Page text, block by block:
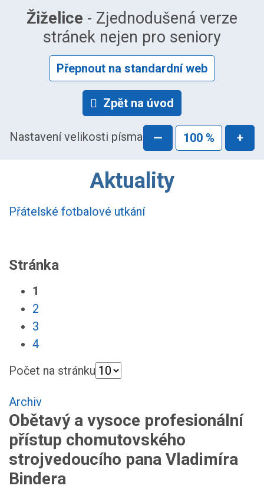
Žiželice - Zjednodušená verze
stránek nejen pro seniory
Přepnout na standardní web
Zpět na úvod
Nastavení velikosti písma — 100 % +
Aktuality
Přátelské fotbalové utkání
Stránka
1
2
3
4
Počet na stránku
Archiv
Obětavý a vysoce profesionální
přístup chomutovského
strojvedoucího pana Vladimíra
Bindera